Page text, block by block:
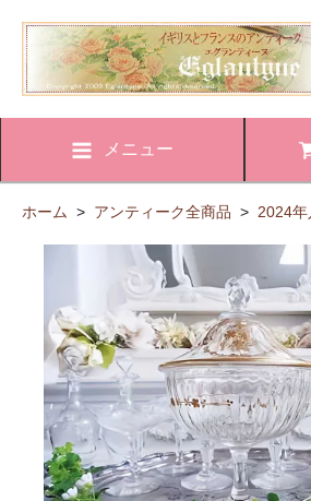
メニュー
ホーム > アンティーク全商品 > 2024年